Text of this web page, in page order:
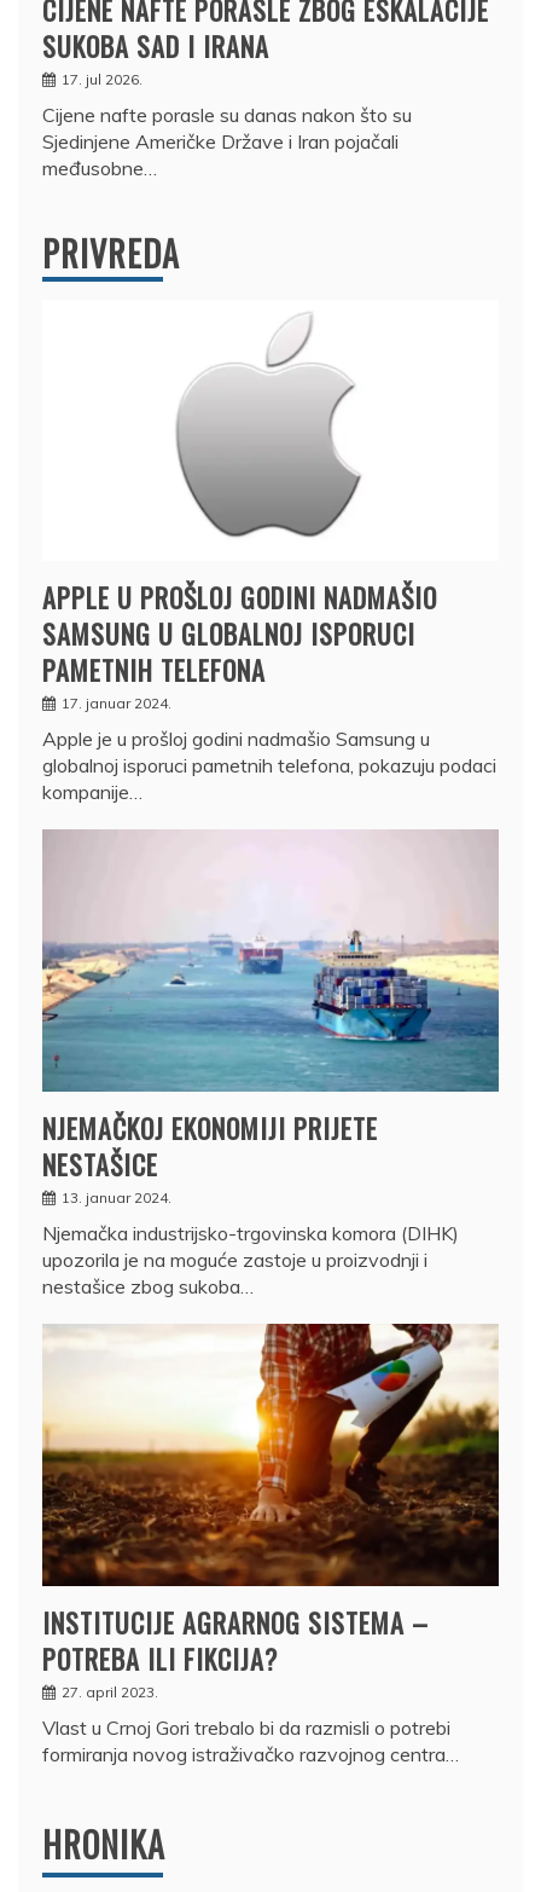
CIJENE NAFTE PORASLE ZBOG ESKALACIJE
SUKOBA SAD I IRANA
17. jul 2026.
Cijene nafte porasle su danas nakon što su
Sjedinjene Američke Države i Iran pojačali
međusobne…
PRIVREDA
APPLE U PROŠLOJ GODINI NADMAŠIO
SAMSUNG U GLOBALNOJ ISPORUCI
PAMETNIH TELEFONA
17. januar 2024.
Apple je u prošloj godini nadmašio Samsung u
globalnoj isporuci pametnih telefona, pokazuju podaci
kompanije…
NJEMAČKOJ EKONOMIJI PRIJETE
NESTAŠICE
13. januar 2024.
Njemačka industrijsko-trgovinska komora (DIHK)
upozorila je na moguće zastoje u proizvodnji i
nestašice zbog sukoba…
INSTITUCIJE AGRARNOG SISTEMA –
POTREBA ILI FIKCIJA?
27. april 2023.
Vlast u Crnoj Gori trebalo bi da razmisli o potrebi
formiranja novog istraživačko razvojnog centra…
HRONIKA